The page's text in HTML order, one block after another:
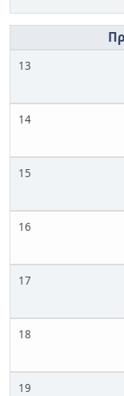
13
14
15
16
17
18
19